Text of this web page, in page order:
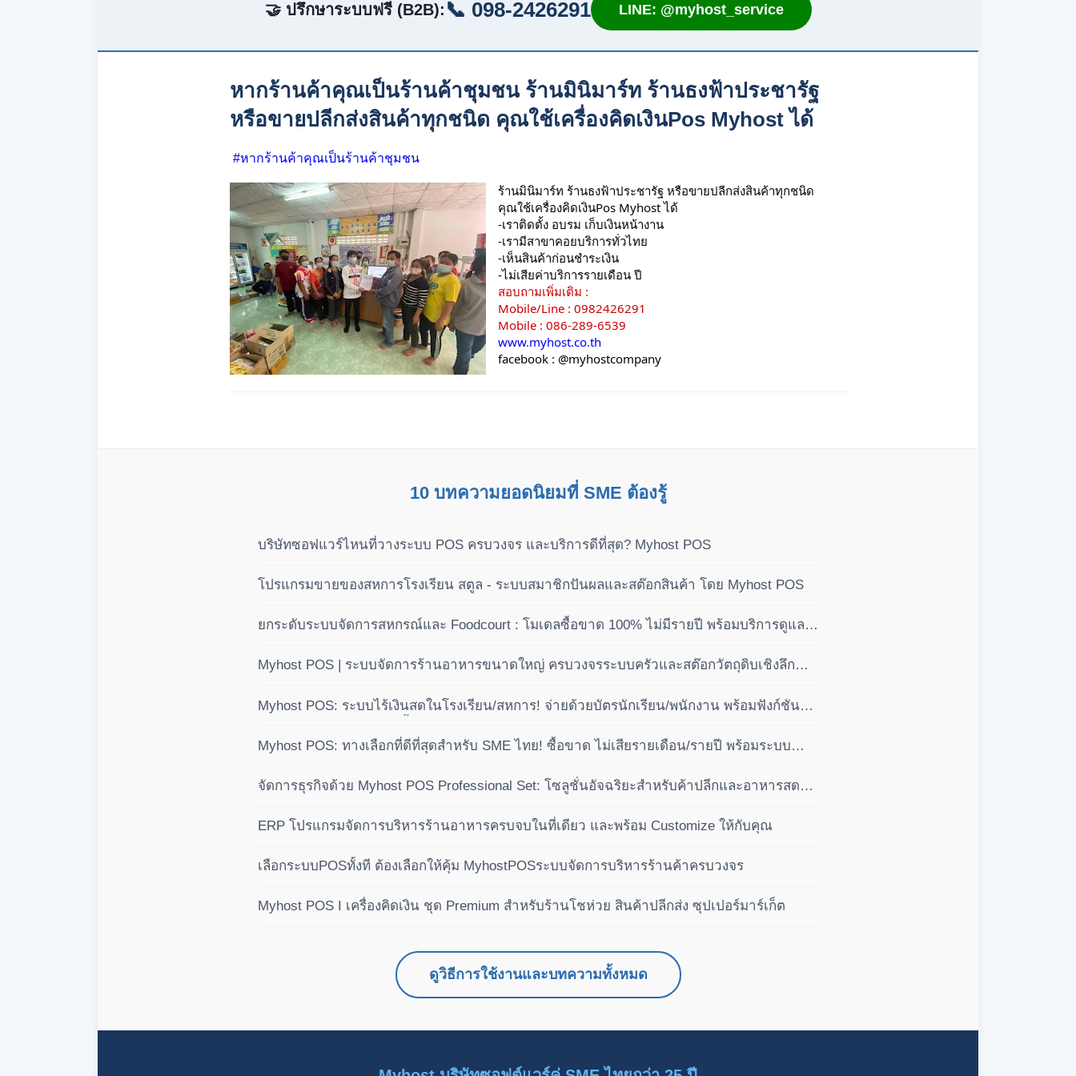
🤝 ปรึกษาระบบฟรี (B2B): 📞 098-2426291 LINE: @myhost_service
หากร้านค้าคุณเป็นร้านค้าชุมชน ร้านมินิมาร์ท ร้านธงฟ้าประชารัฐ
หรือขายปลีกส่งสินค้าทุกชนิด คุณใช้เครื่องคิดเงินPos Myhost ได้
#หากร้านค้าคุณเป็นร้านค้าชุมชน
ร้านมินิมาร์ท ร้านธงฟ้าประชารัฐ หรือขายปลีกส่งสินค้าทุกชนิด
คุณใช้เครื่องคิดเงินPos Myhost ได้
-เราติดตั้ง อบรม เก็บเงินหน้างาน
-เรามีสาขาคอยบริการทั่วไทย
-เห็นสินค้าก่อนชำระเงิน
-ไม่เสียค่าบริการรายเดือน ปี
สอบถามเพิ่มเติม :
Mobile/Line : 0982426291
Mobile : 086-289-6539
www.myhost.co.th
facebook : @myhostcompany
10 บทความยอดนิยมที่ SME ต้องรู้
บริษัทซอฟแวร์ไหนที่วางระบบ POS ครบวงจร และบริการดีที่สุด? Myhost POS
โปรแกรมขายของสหการโรงเรียน สตูล - ระบบสมาชิกปันผลและสต๊อกสินค้า โดย Myhost POS
ยกระดับระบบจัดการสหกรณ์และ Foodcourt : โมเดลซื้อขาด 100% ไม่มีรายปี พร้อมบริการดูแล
Myhost POS | ระบบจัดการร้านอาหารขนาดใหญ่ ครบวงจรระบบครัวและสต๊อกวัตถุดิบเชิงลึก
Myhost POS: ระบบไร้เงินสดในโรงเรียน/สหการ! จ่ายด้วยบัตรนักเรียน/พนักงาน พร้อมฟังก์ชัน
Myhost POS: ทางเลือกที่ดีที่สุดสำหรับ SME ไทย! ซื้อขาด ไม่เสียรายเดือน/รายปี พร้อมระบบ
จัดการธุรกิจด้วย Myhost POS Professional Set: โซลูชั่นอัจฉริยะสำหรับค้าปลีกและอาหารสด
ERP โปรแกรมจัดการบริหารร้านอาหารครบจบในที่เดียว และพร้อม Customize ให้กับคุณ
เลือกระบบPOSทั้งที ต้องเลือกให้คุ้ม MyhostPOSระบบจัดการบริหารร้านค้าครบวงจร
Myhost POS I เครื่องคิดเงิน ชุด Premium สำหรับร้านโชห่วย สินค้าปลีกส่ง ซุปเปอร์มาร์เก็ต
ดูวิธีการใช้งานและบทความทั้งหมด